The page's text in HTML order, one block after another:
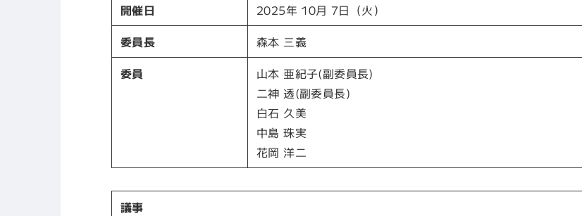
開催日 2025年 10月 7日（火）
委員長
森本 三義
委員
山本 亜紀子(副委員長)
二神 透(副委員長)
白石 久美
中島 珠実
花岡 洋二
議事